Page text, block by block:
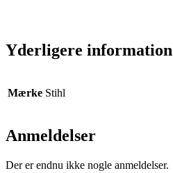
Yderligere information
Mærke Stihl
Anmeldelser
Der er endnu ikke nogle anmeldelser.